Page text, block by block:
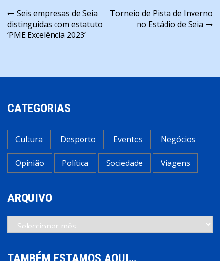
Navegação
de
Seis empresas de Seia
distinguidas com estatuto
‘PME Excelência 2023’
Torneio de Pista de Inverno
no Estádio de Seia
CATEGORIAS
Cultura Desporto Eventos Negócios
Opinião Política Sociedade Viagens
ARQUIVO
Arquivo
TAMBÉM ESTAMOS AQUI…